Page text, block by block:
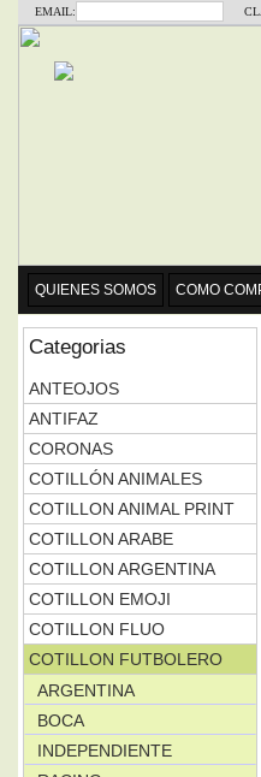
EMAIL:
QUIENES SOMOS COMO
Categorias
ANTEOJOS
ANTIFAZ
CORONAS
COTILLÓN ANIMALES
COTILLON ANIMAL PRINT
COTILLON ARABE
COTILLON ARGENTINA
COTILLON EMOJI
COTILLON FLUO
COTILLON FUTBOLERO
ARGENTINA
BOCA
INDEPENDIENTE